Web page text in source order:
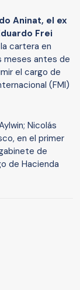
Aninat, el ex
Frei
cartera en
meses antes de
el cargo de
(FMI)
Nicolás
en el primer
de
de Hacienda